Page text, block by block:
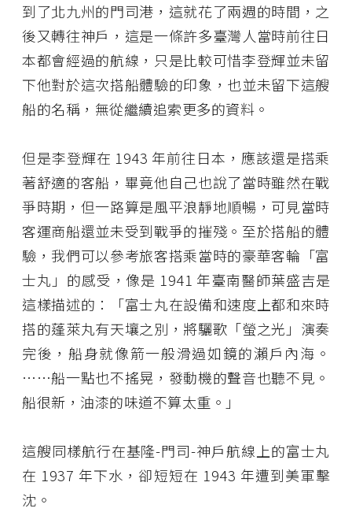
到了北九州的門司港，這就花了兩週的時間，之
後又轉往神戶，這是一條許多臺灣人當時前往日
本都會經過的航線，只是比較可惜李登輝並未留
下他對於這次搭船體驗的印象，也並未留下這艘
船的名稱，無從繼續追索更多的資料。
但是李登輝在 1943 年前往日本，應該還是搭乘
著舒適的客船，畢竟他自己也說了當時雖然在戰
爭時期，但一路算是風平浪靜地順暢，可見當時
客運商船還並未受到戰爭的摧殘。至於搭船的體
驗，我們可以參考旅客搭乘當時的豪華客輪「富
士丸」的感受，像是 1941 年臺南醫師葉盛吉是
這樣描述的：「富士丸在設備和速度上都和來時
搭的蓬萊丸有天壤之別，將驪歌「螢之光」演奏
完後，船身就像箭一般滑過如鏡的瀨戶內海。
⋯⋯船一點也不搖晃，發動機的聲音也聽不見。
船很新，油漆的味道不算太重。」
這艘同樣航行在基隆-門司-神戶航線上的富士丸
在 1937 年下水，卻短短在 1943 年遭到美軍擊
沈。